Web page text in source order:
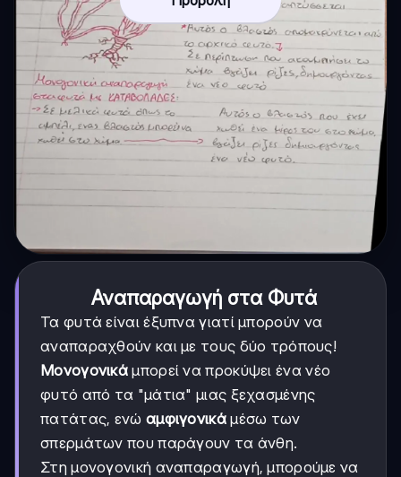
Αναπαραγωγή στα Φυτά
Τα φυτά είναι έξυπνα γιατί μπορούν να
αναπαραχθούν και με τους δύο τρόπους!
Μονογονικά μπορεί να προκύψει ένα νέο
φυτό από τα "μάτια" μιας ξεχασμένης
πατάτας, ενώ αμφιγονικάμέσω των
σπερμάτων που παράγουν τα άνθη.
Στη μονογονική αναπαραγωγή, μπορούμε να